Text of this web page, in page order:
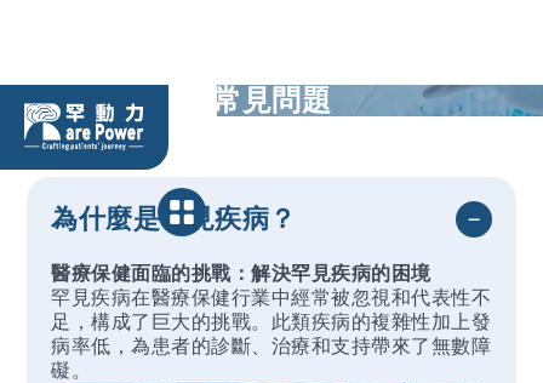
常見問題
為什麼是罕見疾病？
醫療保健面臨的挑戰：解決罕見疾病的困境
罕見疾病在醫療保健行業中經常被忽視和代表性不
足，構成了巨大的挑戰。此類疾病的複雜性加上發
病率低，為患者的診斷、治療和支持帶來了無數障
礙。